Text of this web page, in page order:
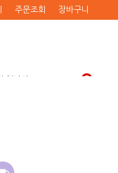
주문조회 장바구니